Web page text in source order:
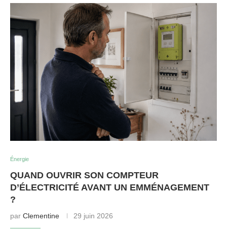
Énergie
QUAND OUVRIR SON COMPTEUR
D’ÉLECTRICITÉ AVANT UN EMMÉNAGEMENT
?
par Clementine 29 juin 2026